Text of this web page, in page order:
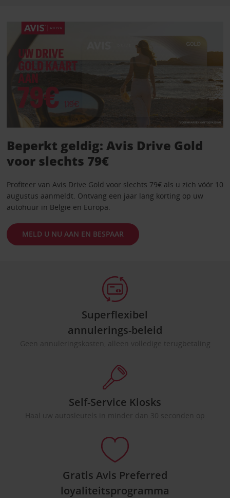
Beperkt geldig: Avis Drive Gold
voor slechts 79€
Profiteer van Avis Drive Gold voor slechts 79€ als u zich vóór 10
augustus aanmeldt. Ontvang een jaar lang korting op uw
autohuur in België en Europa.
MELD U NU AAN EN BESPAAR
Superflexibel
annulerings-beleid
Geen annuleringskosten, alleen volledige terugbetaling
Self-Service Kiosks
Haal uw autosleutels in minder dan 30 seconden op
Gratis Avis Preferred
loyaliteitsprogramma